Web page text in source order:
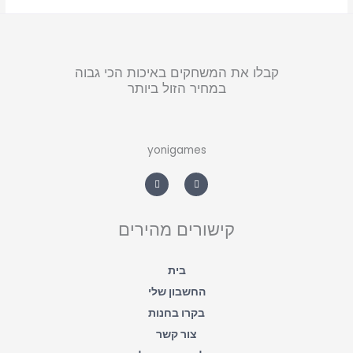
קבלו את המשחקים באיכות הכי גבוה
במחיר הזול ביותר
yonigames
a
c
e
o
h
a
t
p
p
קישורים מהירים
בית
החשבון שלי
בקרו בחנות
צור קשר